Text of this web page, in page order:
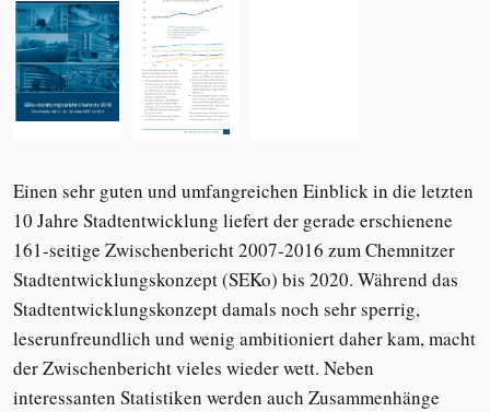
Einen sehr guten und umfangreichen Einblick in die letzten
10 Jahre Stadtentwicklung liefert der gerade erschienene
161-seitige Zwischenbericht 2007-2016 zum Chemnitzer
Stadtentwicklungskonzept (SEKo) bis 2020. Während das
Stadtentwicklungskonzept damals noch sehr sperrig,
leserunfreundlich und wenig ambitioniert daher kam, macht
der Zwischenbericht vieles wieder wett. Neben
interessanten Statistiken werden auch Zusammenhänge